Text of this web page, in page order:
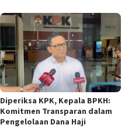
Diperiksa KPK, Kepala BPKH:
Komitmen Transparan dalam
Pengelolaan Dana Haji